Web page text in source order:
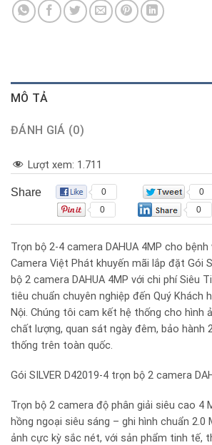
MÔ TẢ
ĐÁNH GIÁ (0)
Lượt xem: 1.711
Share 0
0
0
0
Trọn bộ 2-4 camera DAHUA 4MP cho
​Camera Việt Phát khuyến mãi lắp đặt Gói
bộ 2 camera DAHUA 4MP với chi phí Siêu
tiêu chuẩn chuyên nghiệp đến Quý Khách
Nội. Chúng tôi cam kết hệ thống cho hình
chất lượng, quan sát ngày đêm, bảo hành
thống trên toàn quốc.
Gói SILVER D42019-4 trọn bộ 2 camera
Trọn bộ 2 camera độ phân giải siêu cao 4
hồng ngoại siêu sáng – ghi hình chuẩn 2.0
ảnh cực kỳ sắc nét, với sản phẩm tinh tế,